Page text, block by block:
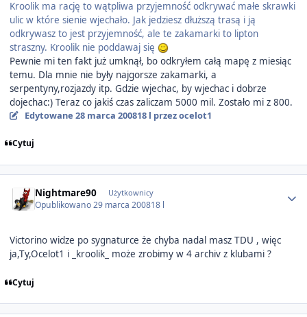
Kroolik ma rację to wątpliwa przyjemność odkrywać małe skrawki
ulic w które sienie wjechało. Jak jedziesz dłuższą trasą i ją
odkrywasz to jest przyjemność, ale te zakamarki to lipton
straszny. Kroolik nie poddawaj się
Pewnie mi ten fakt już umknął, bo odkryłem całą mapę z miesiąc
temu. Dla mnie nie były najgorsze zakamarki, a
serpentyny,rozjazdy itp. Gdzie wjechac, by wjechac i dobrze
dojechac:) Teraz co jakiś czas zaliczam 5000 mil. Zostało mi z 800.
Edytowane 28 marca 200818 l przez ocelot1
Cytuj
Nightmare90 Użytkownicy
Opublikowano29 marca 200818 l
Victorino widze po sygnaturce że chyba nadal masz TDU , więc
ja,Ty,Ocelot1 i _kroolik_ może zrobimy w 4 archiv z klubami ?
Cytuj